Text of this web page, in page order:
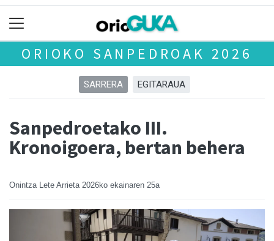
ORIOKO SANPEDROAK 2026
SARRERA EGITARAUA
Sanpedroetako III.
Kronoigoera, bertan behera
Onintza Lete Arrieta 2026ko ekainaren 25a